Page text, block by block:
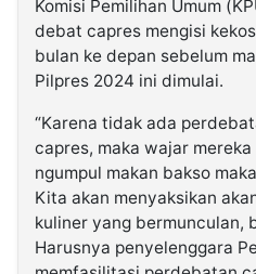
Komisi Pemilihan Umum
debat capres mengisi
bulan ke depan sebelum
Pilpres 2024 ini dimulai.
“Karena tidak ada
capres, maka wajar
ngumpul makan bakso
Kita akan menyaksikan
kuliner yang bermunculan,
Harusnya penyelenggara